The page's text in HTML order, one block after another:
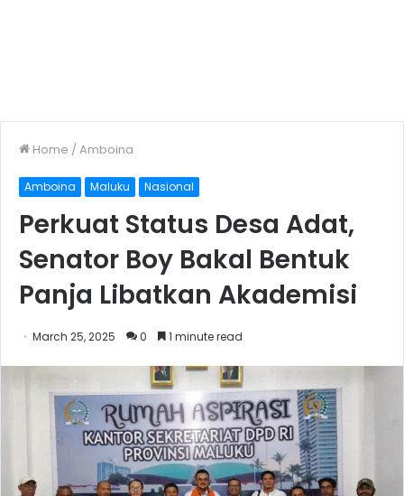
Home /Amboina
Amboina Maluku Nasional
Perkuat Status Desa Adat,
Senator Boy Bakal Bentuk
Panja Libatkan Akademisi
March 25, 2025 0 1 minute read